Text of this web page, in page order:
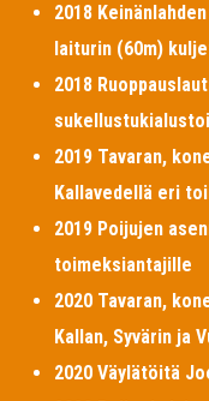
2018
laiturin (60m)
2018
2019 Tavaran,
Kallavedellä eri
2019 Poijujen
toimeksiantajille
2020 Tavaran,
Kallan, Syvärin ja
2020 Väylätöitä